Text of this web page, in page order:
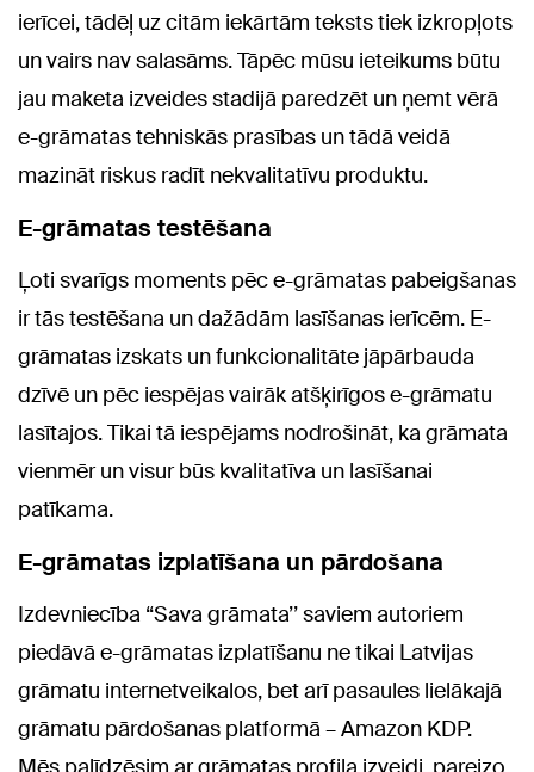
ierīcei, tādēļ uz citām iekārtām teksts tiek izkropļots
un vairs nav salasāms. Tāpēc mūsu ieteikums būtu
jau maketa izveides stadijā paredzēt un ņemt vērā
e-grāmatas tehniskās prasības un tādā veidā
mazināt riskus radīt nekvalitatīvu produktu.
E-grāmatas testēšana
Ļoti svarīgs moments pēc e-grāmatas pabeigšanas
ir tās testēšana un dažādām lasīšanas ierīcēm. E-
grāmatas izskats un funkcionalitāte jāpārbauda
dzīvē un pēc iespējas vairāk atšķirīgos e-grāmatu
lasītajos. Tikai tā iespējams nodrošināt, ka grāmata
vienmēr un visur būs kvalitatīva un lasīšanai
patīkama.
E-grāmatas izplatīšana un pārdošana
Izdevniecība “Sava grāmata’’ saviem autoriem
piedāvā e-grāmatas izplatīšanu ne tikai Latvijas
grāmatu internetveikalos, bet arī pasaules lielākajā
grāmatu pārdošanas platformā – Amazon KDP.